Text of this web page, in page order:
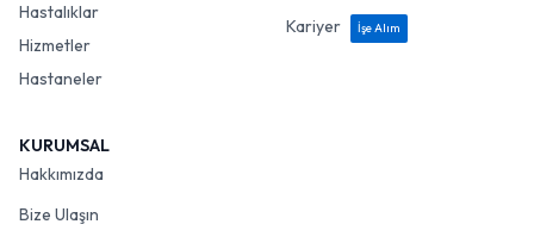
Hastalıklar
Hizmetler
Hastaneler
Kariyer
İşe Alım
KURUMSAL
Hakkımızda
Bize Ulaşın